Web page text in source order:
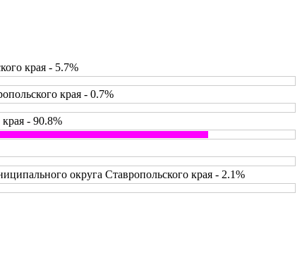
края - 5.7%
края - 0.7%
- 90.8%
округа Ставропольского края - 2.1%